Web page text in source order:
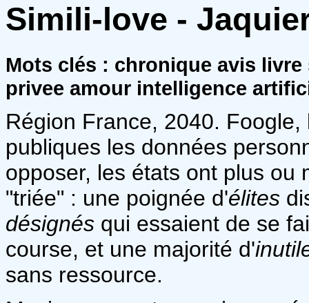
Simili-love -
Mots clés : chronique avis
privee amour intelligence
Région France, 2040.
publiques les données
opposer, les états ont plus ou
"triée" : une poignée d'élites
désignés qui essaient de se
course, et une majorité d'
sans ressource.